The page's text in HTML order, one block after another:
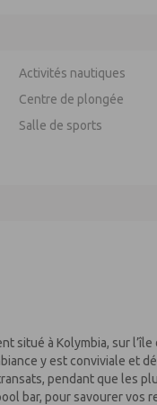
Activités nautiques
Centre de plongée
Salle de sports
situé à Kolymbia, sur
y est conviviale et
pendant que les
bar, pour savourer vos